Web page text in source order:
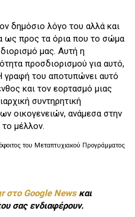
δημόσιο λόγο του αλλά και
ως προς τα όρια που το σώμα
μας. Αυτή η
προσδιορισμού για αυτό,
γραφή του αποτυπώνει αυτό
και τον εορτασμό μιας
συντηρητική
οικογενειών, ανάμεσα στην
το μέλλον.
του Μεταπτυχιακού Προγράμματος
στο Google Newsκαι
σας ενδιαφέρουν.